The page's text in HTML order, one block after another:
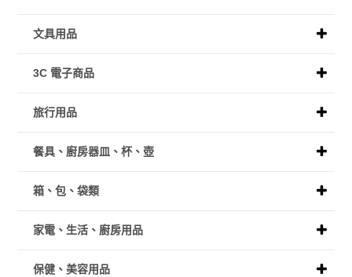
文具用品
3C 電子商品
旅行用品
餐具、廚房器皿、杯、壺
箱、包、袋類
家電、生活、廚房用品
保健、美容用品